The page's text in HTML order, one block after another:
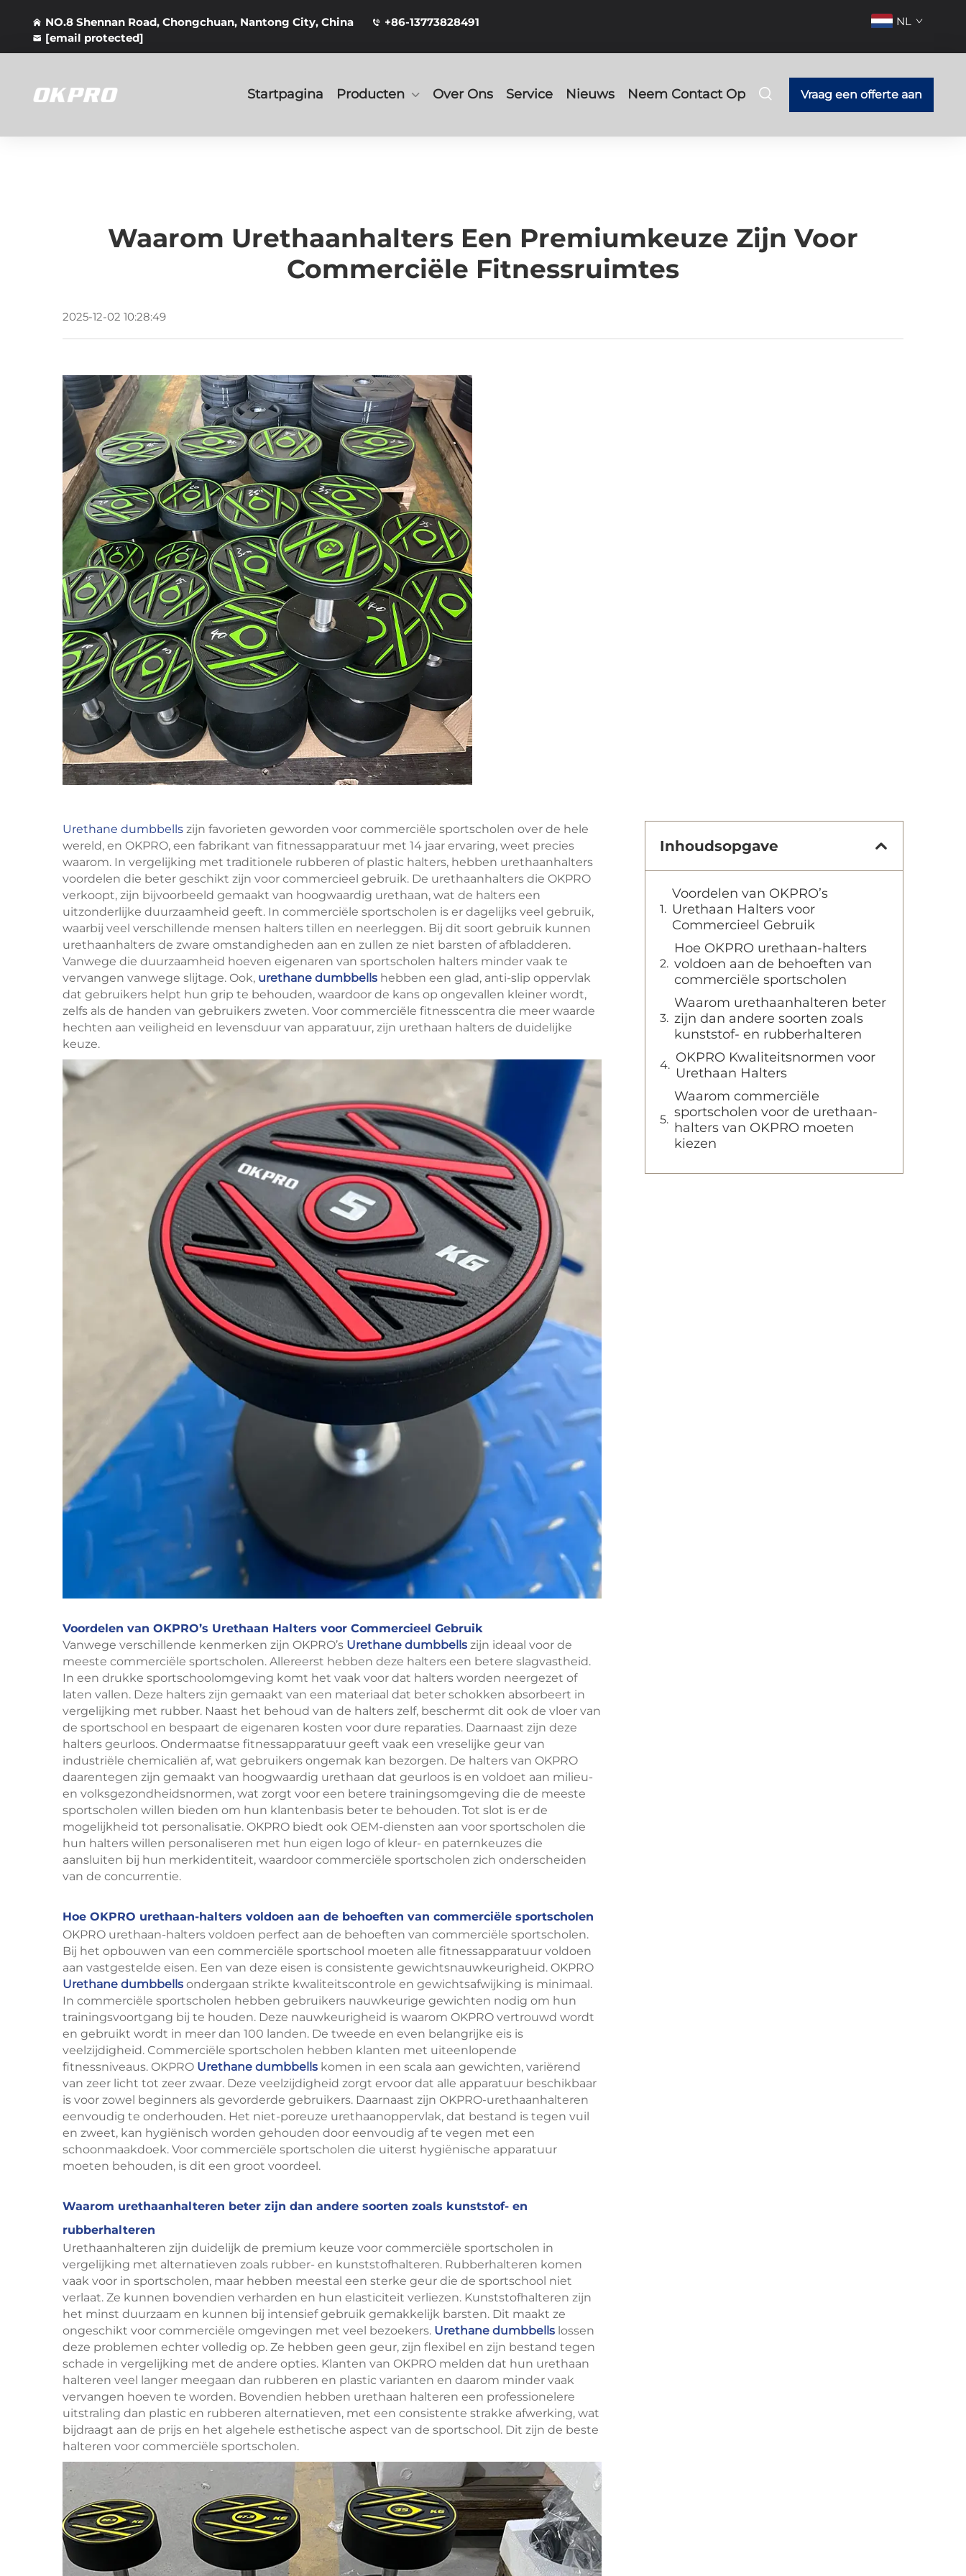
NO.8 Shennan Road, Chongchuan, Nantong City, China
+86-13773828491
[email protected]
NL
Startpagina Producten Over Ons Service Nieuws Neem Contact Op Vraag een offerte aan
Waarom Urethaanhalters Een Premiumkeuze Zijn Voor
Commerciële Fitnessruimtes
2025-12-02 10:28:49
Urethane dumbbells zijn favorieten geworden voor commerciële sportscholen over de hele
wereld, en OKPRO, een fabrikant van fitnessapparatuur met 14 jaar ervaring, weet precies
waarom. In vergelijking met traditionele rubberen of plastic halters, hebben urethaanhalters
voordelen die beter geschikt zijn voor commercieel gebruik. De urethaanhalters die OKPRO
verkoopt, zijn bijvoorbeeld gemaakt van hoogwaardig urethaan, wat de halters een
uitzonderlijke duurzaamheid geeft. In commerciële sportscholen is er dagelijks veel gebruik,
waarbij veel verschillende mensen halters tillen en neerleggen. Bij dit soort gebruik kunnen
urethaanhalters de zware omstandigheden aan en zullen ze niet barsten of afbladderen.
Vanwege die duurzaamheid hoeven eigenaren van sportscholen halters minder vaak te
vervangen vanwege slijtage. Ook, urethane dumbbells hebben een glad, anti-slip oppervlak
dat gebruikers helpt hun grip te behouden, waardoor de kans op ongevallen kleiner wordt,
zelfs als de handen van gebruikers zweten. Voor commerciële fitnesscentra die meer waarde
hechten aan veiligheid en levensduur van apparatuur, zijn urethaan halters de duidelijke
keuze.
Voordelen van OKPRO’s Urethaan Halters voor Commercieel Gebruik
Vanwege verschillende kenmerken zijn OKPRO’s Urethane dumbbells zijn ideaal voor de
meeste commerciële sportscholen. Allereerst hebben deze halters een betere slagvastheid.
In een drukke sportschoolomgeving komt het vaak voor dat halters worden neergezet of
laten vallen. Deze halters zijn gemaakt van een materiaal dat beter schokken absorbeert in
vergelijking met rubber. Naast het behoud van de halters zelf, beschermt dit ook de vloer van
de sportschool en bespaart de eigenaren kosten voor dure reparaties. Daarnaast zijn deze
halters geurloos. Ondermaatse fitnessapparatuur geeft vaak een vreselijke geur van
industriële chemicaliën af, wat gebruikers ongemak kan bezorgen. De halters van OKPRO
daarentegen zijn gemaakt van hoogwaardig urethaan dat geurloos is en voldoet aan milieu-
en volksgezondheidsnormen, wat zorgt voor een betere trainingsomgeving die de meeste
sportscholen willen bieden om hun klantenbasis beter te behouden. Tot slot is er de
mogelijkheid tot personalisatie. OKPRO biedt ook OEM-diensten aan voor sportscholen die
hun halters willen personaliseren met hun eigen logo of kleur- en paternkeuzes die
aansluiten bij hun merkidentiteit, waardoor commerciële sportscholen zich onderscheiden
van de concurrentie.
Hoe OKPRO urethaan-halters voldoen aan de behoeften van commerciële sportscholen
OKPRO urethaan-halters voldoen perfect aan de behoeften van commerciële sportscholen.
Bij het opbouwen van een commerciële sportschool moeten alle fitnessapparatuur voldoen
aan vastgestelde eisen. Een van deze eisen is consistente gewichtsnauwkeurigheid. OKPRO
Urethane dumbbells ondergaan strikte kwaliteitscontrole en gewichtsafwijking is minimaal.
In commerciële sportscholen hebben gebruikers nauwkeurige gewichten nodig om hun
trainingsvoortgang bij te houden. Deze nauwkeurigheid is waarom OKPRO vertrouwd wordt
en gebruikt wordt in meer dan 100 landen. De tweede en even belangrijke eis is
veelzijdigheid. Commerciële sportscholen hebben klanten met uiteenlopende
fitnessniveaus. OKPRO Urethane dumbbells komen in een scala aan gewichten, variërend
van zeer licht tot zeer zwaar. Deze veelzijdigheid zorgt ervoor dat alle apparatuur beschikbaar
is voor zowel beginners als gevorderde gebruikers. Daarnaast zijn OKPRO-urethaanhalteren
eenvoudig te onderhouden. Het niet-poreuze urethaanoppervlak, dat bestand is tegen vuil
en zweet, kan hygiënisch worden gehouden door eenvoudig af te vegen met een
schoonmaakdoek. Voor commerciële sportscholen die uiterst hygiënische apparatuur
moeten behouden, is dit een groot voordeel.
Waarom urethaanhalteren beter zijn dan andere soorten zoals kunststof- en
rubberhalteren
Urethaanhalteren zijn duidelijk de premium keuze voor commerciële sportscholen in
vergelijking met alternatieven zoals rubber- en kunststofhalteren. Rubberhalteren komen
vaak voor in sportscholen, maar hebben meestal een sterke geur die de sportschool niet
verlaat. Ze kunnen bovendien verharden en hun elasticiteit verliezen. Kunststofhalteren zijn
het minst duurzaam en kunnen bij intensief gebruik gemakkelijk barsten. Dit maakt ze
ongeschikt voor commerciële omgevingen met veel bezoekers. Urethane dumbbells lossen
deze problemen echter volledig op. Ze hebben geen geur, zijn flexibel en zijn bestand tegen
schade in vergelijking met de andere opties. Klanten van OKPRO melden dat hun urethaan
halteren veel langer meegaan dan rubberen en plastic varianten en daarom minder vaak
vervangen hoeven te worden. Bovendien hebben urethaan halteren een professionelere
uitstraling dan plastic en rubberen alternatieven, met een consistente strakke afwerking, wat
bijdraagt aan de prijs en het algehele esthetische aspect van de sportschool. Dit zijn de beste
halteren voor commerciële sportscholen.
Inhoudsopgave
Voordelen van OKPRO’s
Urethaan Halters voor
Commercieel Gebruik
Hoe OKPRO urethaan-halters
voldoen aan de behoeften van
commerciële sportscholen
Waarom urethaanhalteren beter
zijn dan andere soorten zoals
kunststof- en rubberhalteren
OKPRO Kwaliteitsnormen voor
Urethaan Halters
Waarom commerciële
sportscholen voor de urethaan-
halters van OKPRO moeten
kiezen